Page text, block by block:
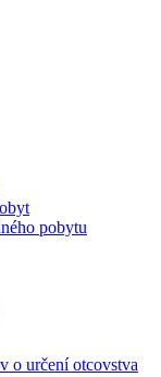
pobytu
o určení otcovstva